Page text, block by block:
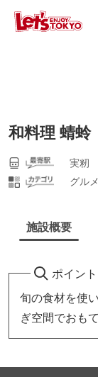
和料理 蜻蛉
実籾
グルメ
施設概要
ポイント
旬の食材を使
ぎ空間でおも